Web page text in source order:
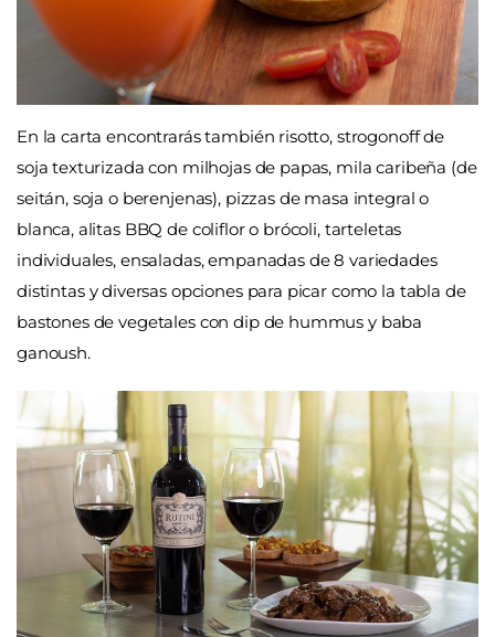
En la carta encontrarás también risotto, strogonoff de
soja texturizada con milhojas de papas, mila caribeña (de
seitán, soja o berenjenas), pizzas de masa integral o
blanca, alitas BBQ de coliflor o brócoli, tarteletas
individuales, ensaladas, empanadas de 8 variedades
distintas y diversas opciones para picar como la tabla de
bastones de vegetales con dip de hummus y baba
ganoush.